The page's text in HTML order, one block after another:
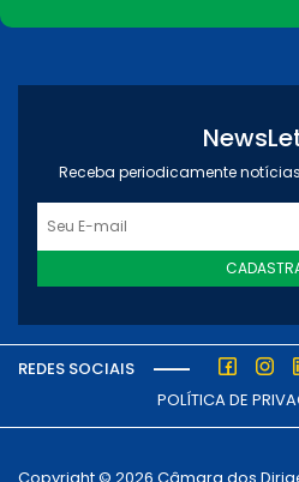
Receba periodicamente
REDES SOCIAIS
POLÍTICA DE
Copyright © 2026 Câmara dos